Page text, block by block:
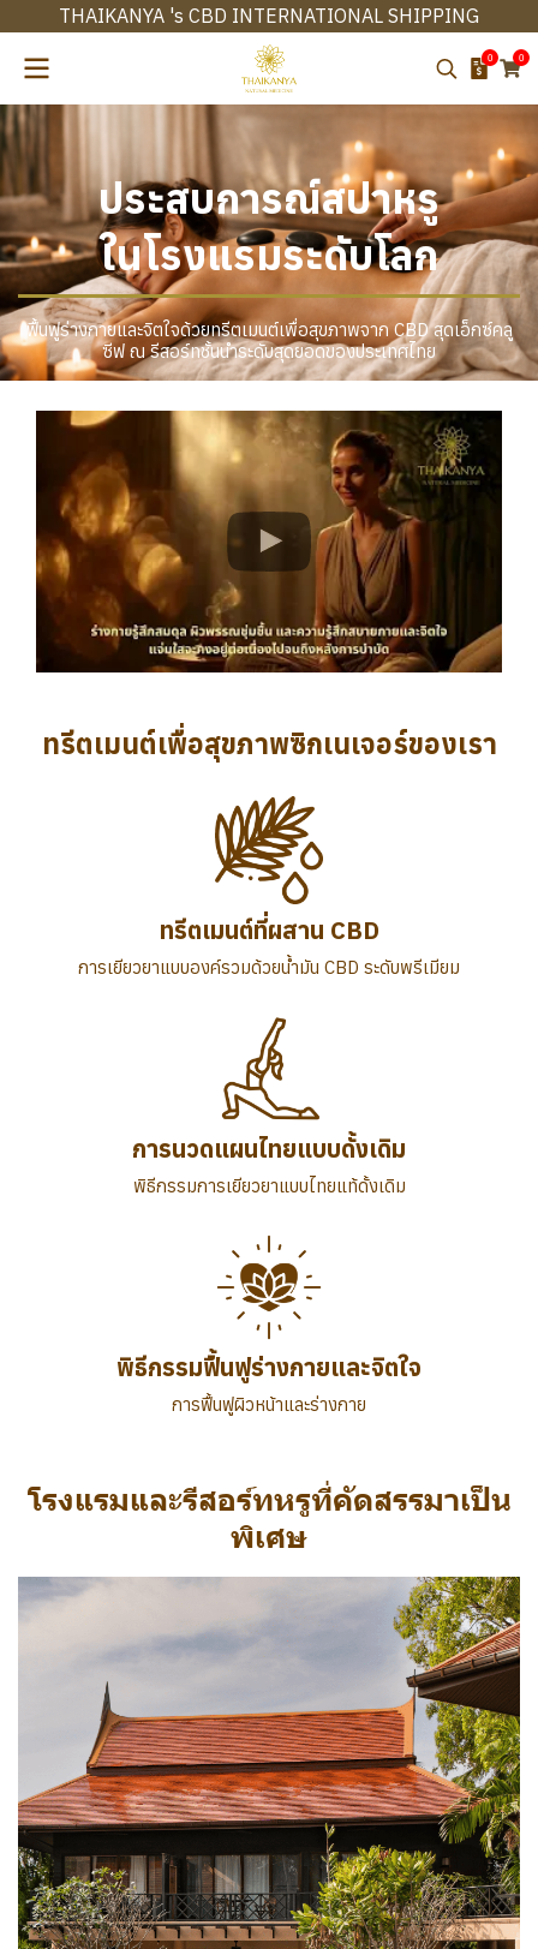
THAIKANYA 's CBD INTERNATIONAL SHIPPING
0 0
ประสบการณ์สปาหรู
ในโรงแรมระดับโลก
ฟื้นฟูร่างกายและจิตใจด้วยทรีตเมนต์เพื่อสุขภาพจาก CBD สุดเอ็กซ์คลู
ซีฟ ณ รีสอร์ทชั้นนำระดับสุดยอดของประเทศไทย
ทรีตเมนต์เพื่อสุขภาพซิกเนเจอร์ของเรา
ทรีตเมนต์ที่ผสาน CBD
การเยียวยาแบบองค์รวมด้วยน้ำมัน CBD ระดับพรีเมียม
การนวดแผนไทยแบบดั้งเดิม
พิธีกรรมการเยียวยาแบบไทยแท้ดั้งเดิม
พิธีกรรมฟื้นฟูร่างกายและจิตใจ
การฟื้นฟูผิวหน้าและร่างกาย
โรงแรมและรีสอร์ทหรูที่คัดสรรมาเป็น
พิเศษ